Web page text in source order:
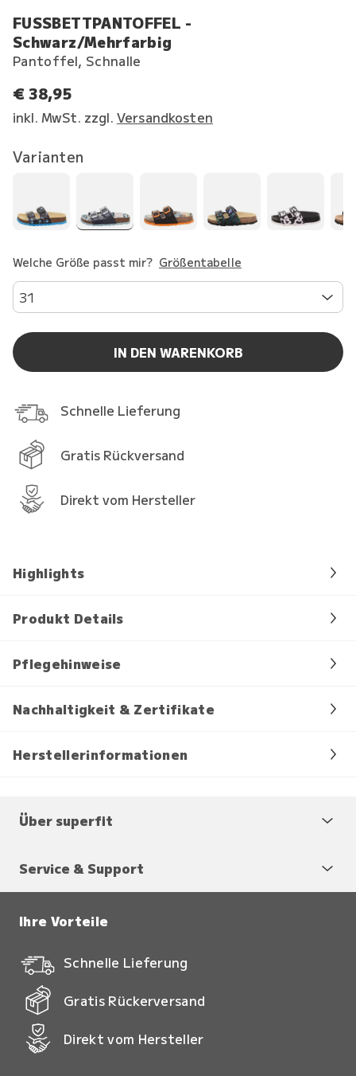
FUSSBETTPANTOFFEL -
Schwarz/Mehrfarbig
Pantoffel, Schnalle
€ 38,95
inkl. MwSt. zzgl. Versandkosten
Varianten
Welche Größe passt mir? Größentabelle
31
IN DEN WARENKORB
Schnelle Lieferung
Gratis Rückversand
Direkt vom Hersteller
Highlights
Produkt Details
Pflegehinweise
Nachhaltigkeit & Zertifikate
Herstellerinformationen
Über superfit
Service & Support
Ihre Vorteile
Schnelle Lieferung
Gratis Rückerversand
Direkt vom Hersteller